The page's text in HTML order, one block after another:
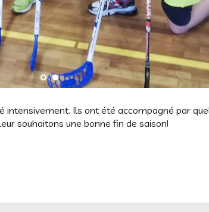
Ils ont été accompagné par
souhaitons une bonne fin de saison!